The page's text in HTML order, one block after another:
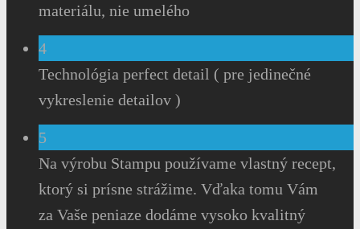
materiálu, nie umelého
4
Technológia perfect detail ( pre jedinečné
vykreslenie detailov )
5
Na výrobu Stampu používame vlastný recept,
ktorý si prísne strážime. Vďaka tomu Vám
za Vaše peniaze dodáme vysoko kvalitný